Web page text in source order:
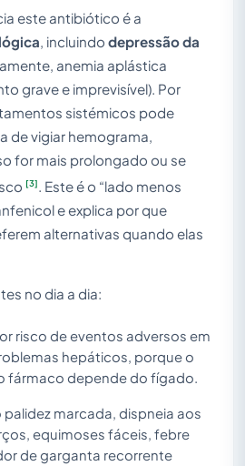
este antibiótico é a
, incluindo depressão da
anemia aplástica
grave e imprevisível). Por
sistémicos pode
de vigiar hemograma,
for mais prolongado ou se
[3]
. Este é o “lado menos
e explica por que
alternativas quando elas
no dia a dia:
risco de eventos adversos em
hepáticos, porque o
fármaco depende do fígado.
marcada, dispneia aos
equimoses fáceis, febre
de garganta recorrente